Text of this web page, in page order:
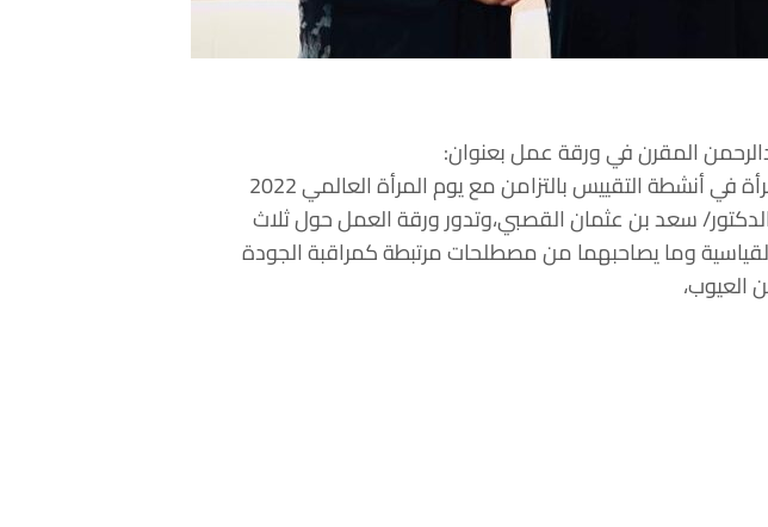
المقرن في ورقة عمل بعنوان:
( تعزيز دور المرأة في تحسين أنظمة إدارة الجودة)،في ملتقى تعزيز دور المرأة في أنشطة التقييس بالتزامن مع يوم المرأة العالمي 2022
سعد بن عثمان القصبي،وتدور ورقة العمل حول ثلاث
وما يصاحبهما من مصطلحات مرتبطة كمراقبة الجودة